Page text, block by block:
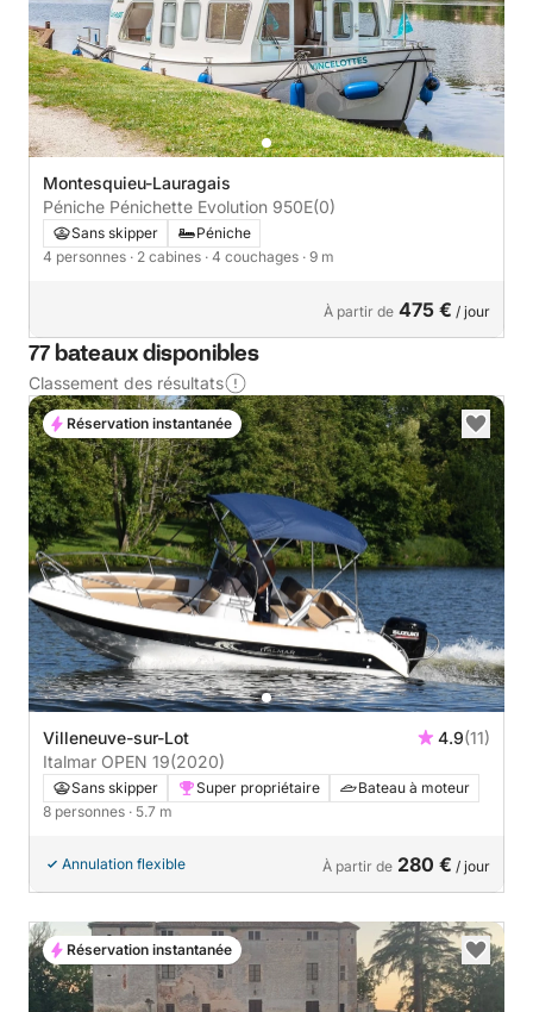
Montesquieu-Lauragais
Péniche Pénichette Evolution 950E(0)
Sans skipper
Péniche
4 personnes · 2 cabines · 4 couchages · 9 m
À partir de 475 € / jour
77 bateaux disponibles
Classement des résultats
Villeneuve-sur-Lot 4.9(11)
Italmar OPEN 19(2020)
Sans skipper Super propriétaire
Bateau à moteur
8 personnes · 5.7 m
Annulation flexible À partir de 280 € / jour
Réservation instantanée
Réservation instantanée